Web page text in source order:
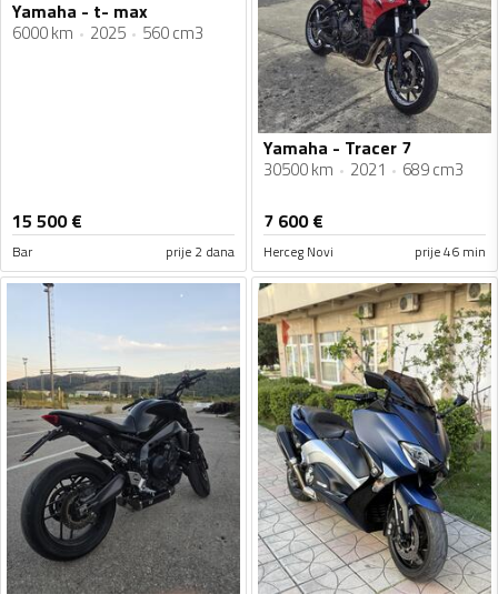
Yamaha - t- max
6000 km 2025 560 cm3
15 500€
Bar prije 2 dana
Yamaha - Tracer 7
30500 km 2021 689 cm3
7 600€
Herceg Novi prije 46 min